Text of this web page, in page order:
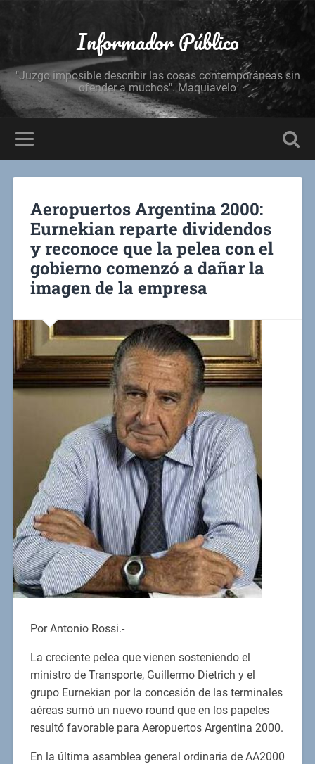
Informador Público
"Juzgo imposible describir las cosas contemporáneas sin
ofender a muchos". Maquiavelo
Aeropuertos Argentina 2000:
Eurnekian reparte dividendos
y reconoce que la pelea con el
gobierno comenzó a dañar la
imagen de la empresa
Por Antonio Rossi.-
La creciente pelea que vienen sosteniendo el
ministro de Transporte, Guillermo Dietrich y el
grupo Eurnekian por la concesión de las terminales
aéreas sumó un nuevo round que en los papeles
resultó favorable para Aeropuertos Argentina 2000.
En la última asamblea general ordinaria de AA2000